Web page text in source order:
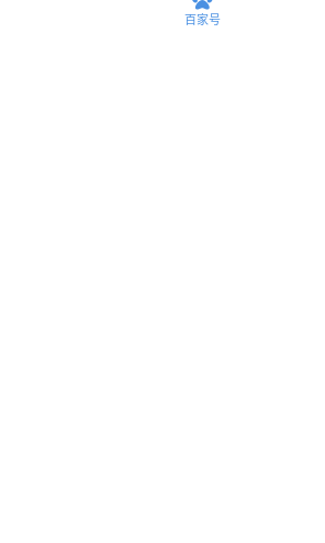
百家号